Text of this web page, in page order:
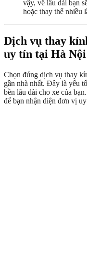
vậy, về lâu dài bạn
hoặc thay thế nhiều
Dịch vụ thay
uy tín tại Hà
Chọn đúng dịch vụ thay
gần nhà nhất. Đây là yếu
bền lâu dài cho xe của
để bạn nhận diện đơn vị